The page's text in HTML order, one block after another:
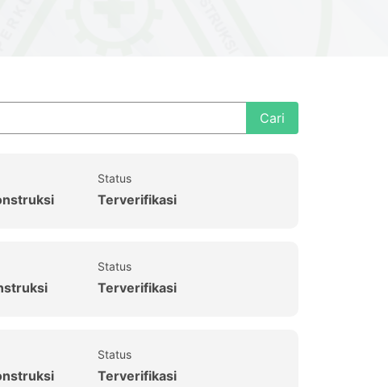
Cari
Status
Terverifikasi
Status
Terverifikasi
Status
Terverifikasi